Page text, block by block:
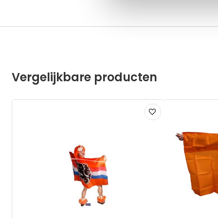
Vergelijkbare producten
Voeg
toe
verlanglijst